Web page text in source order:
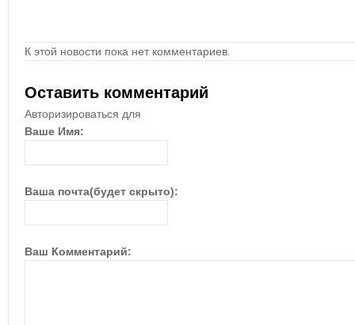
К этой новости пока нет комментариев.
Оставить комментарий
Авторизироваться для
Ваше Имя:
Ваша почта(будет скрыто):
Ваш Комментарий: